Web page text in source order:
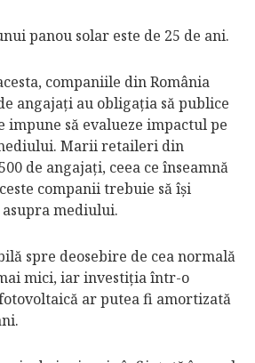
panou solar este de 25 de ani.
companiile din România
angajaţi au obligaţia să publice
impune să evalueze impactul pe
Marii retaileri din
de angajaţi, ceea ce înseamnă
companii trebuie să îşi
mediului.
spre deosebire de cea normală
mici, iar investiţia într-o
ar putea fi amortizată